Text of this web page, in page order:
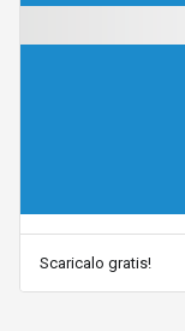
Scaricalo gratis!